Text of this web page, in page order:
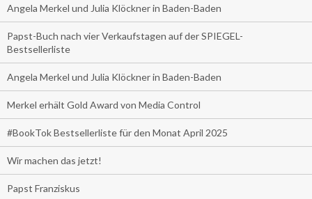
Angela Merkel und Julia Klöckner in Baden-Baden
Papst-Buch nach vier Verkaufstagen auf der SPIEGEL-
Bestsellerliste
Angela Merkel und Julia Klöckner in Baden-Baden
Merkel erhält Gold Award von Media Control
#BookTok Bestsellerliste für den Monat April 2025
Wir machen das jetzt!
Papst Franziskus